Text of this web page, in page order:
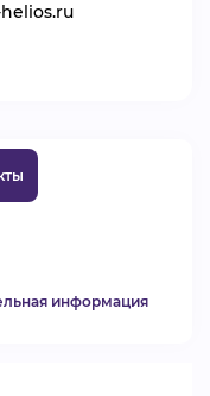
информация